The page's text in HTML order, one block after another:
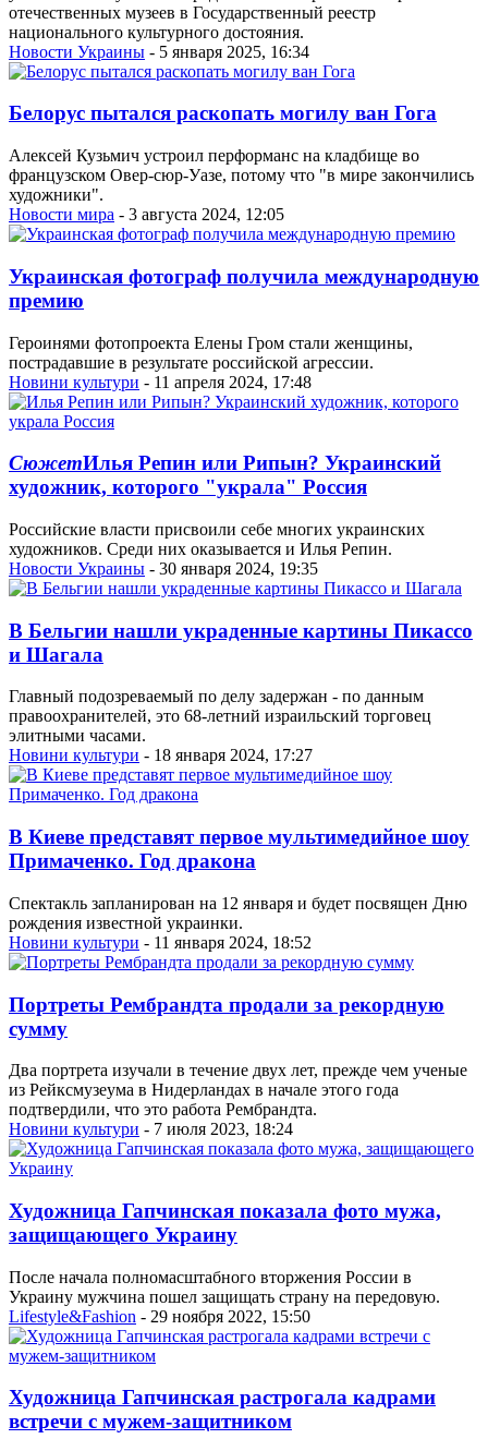
отечественных музеев в Государственный реестр
национального культурного достояния.
Новости Украины - 5 января 2025, 16:34
Белорус пытался раскопать могилу ван Гога
Алексей Кузьмич устроил перформанс на кладбище во
французском Овер-сюр-Уазе, потому что "в мире закончились
художники".
Новости мира - 3 августа 2024, 12:05
Украинская фотограф получила международную
премию
Героинями фотопроекта Елены Гром стали женщины,
пострадавшие в результате российской агрессии.
Новини культури - 11 апреля 2024, 17:48
СюжетИлья Репин или Рипын? Украинский
художник, которого "украла" Россия
Российские власти присвоили себе многих украинских
художников. Среди них оказывается и Илья Репин.
Новости Украины - 30 января 2024, 19:35
В Бельгии нашли украденные картины Пикассо
и Шагала
Главный подозреваемый по делу задержан - по данным
правоохранителей, это 68-летний израильский торговец
элитными часами.
Новини культури - 18 января 2024, 17:27
В Киеве представят первое мультимедийное шоу
Примаченко. Год дракона
Спектакль запланирован на 12 января и будет посвящен Дню
рождения известной украинки.
Новини культури - 11 января 2024, 18:52
Портреты Рембрандта продали за рекордную
сумму
Два портрета изучали в течение двух лет, прежде чем ученые
из Рейксмузеума в Нидерландах в начале этого года
подтвердили, что это работа Рембрандта.
Новини культури - 7 июля 2023, 18:24
Художница Гапчинская показала фото мужа,
защищающего Украину
После начала полномасштабного вторжения России в
Украину мужчина пошел защищать страну на передовую.
Lifestyle&Fashion - 29 ноября 2022, 15:50
Художница Гапчинская растрогала кадрами
встречи с мужем-защитником